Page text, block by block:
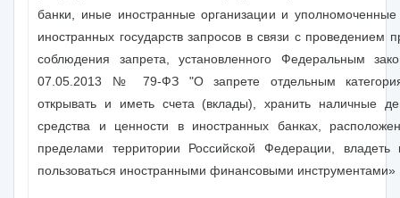
банки, иные иностранные организации и
иностранных государств запросов в связи с проведением
соблюдения запрета, установленного Федеральным
07.05.2013 № 79-ФЗ "О запрете отдельным
открывать и иметь счета (вклады), хранить наличные
средства и ценности в иностранных банках,
пределами территории Российской Федерации,
пользоваться иностранными финансовыми инструментами»